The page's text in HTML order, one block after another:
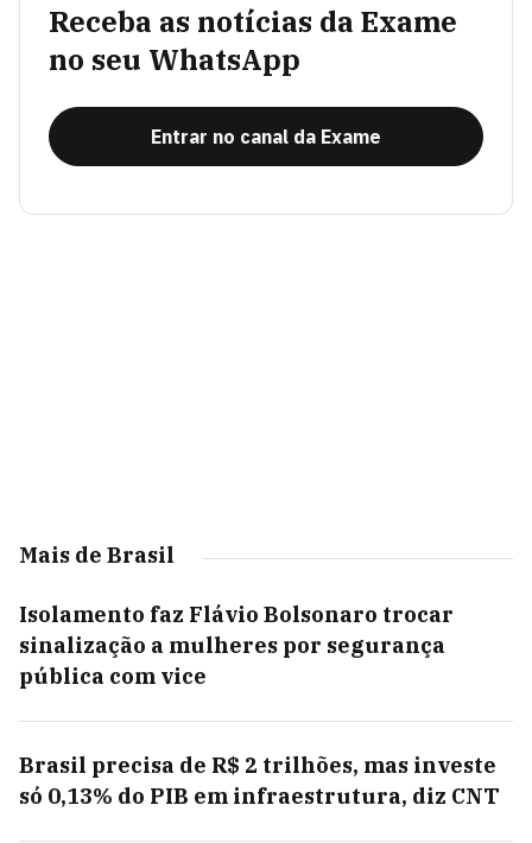
Receba as notícias da Exame
no seu WhatsApp
Entrar no canal da Exame
Mais de Brasil
Isolamento faz Flávio Bolsonaro trocar
sinalização a mulheres por segurança
pública com vice
Brasil precisa de R$ 2 trilhões, mas investe
só 0,13% do PIB em infraestrutura, diz CNT